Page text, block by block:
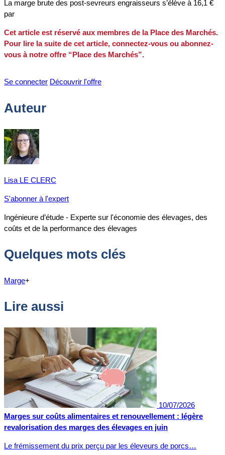
La marge brute des post-sevreurs engraisseurs s’élève à 16,1 €
par
Cet article est réservé aux membres de la Place des Marchés.
Pour lire la suite de cet article, connectez-vous ou abonnez-
vous à notre offre “Place des Marchés”.
Se connecter Découvrir l'offre
Auteur
Lisa LE CLERC
S'abonner à l'expert
Ingénieure d’étude - Experte sur l'économie des élevages, des
coûts et de la performance des élevages
Quelques mots clés
Marge+
Lire aussi
10/07/2026
Marges sur coûts alimentaires et renouvellement : légère
revalorisation des marges des élevages en juin
Le frémissement du prix perçu par les éleveurs de porcs…